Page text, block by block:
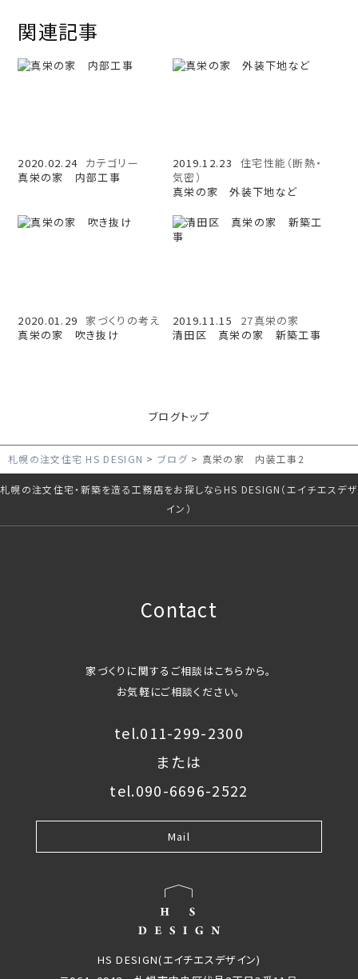
関連記事
2020.02.24 カテゴリー
真栄の家 内部工事
2019.12.23
住宅性能（断熱・
気密）
真栄の家 外装下地など
2020.01.29
家づくりの考え
真栄の家 吹き抜け
2019.11.15
27真栄の家
清田区 真栄の家 新築工事
ブログトップ
札幌の注文住宅 HS DESIGN ブログ 真栄の家 内装工事2
札幌の注文住宅・新築を造る工務店をお探しならHS DESIGN（エイチエスデザ
イン）
Contact
家づくりに関するご相談はこちらから。
お気軽にご相談ください。
tel.011-299-2300
または
tel.090-6696-2522
Mail
HS DESIGN(エイチエスデザイン)